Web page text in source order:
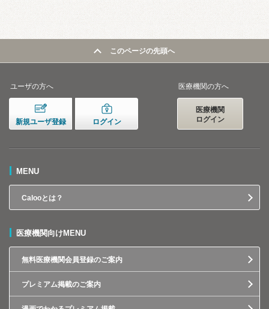
このページの先頭へ
ユーザの方へ
新規ユーザ登録 ログイン
医療機関の方へ
医療機関
ログイン
MENU
Calooとは？
医療機関向けMENU
無料医療機関会員登録のご案内
プレミアム掲載のご案内